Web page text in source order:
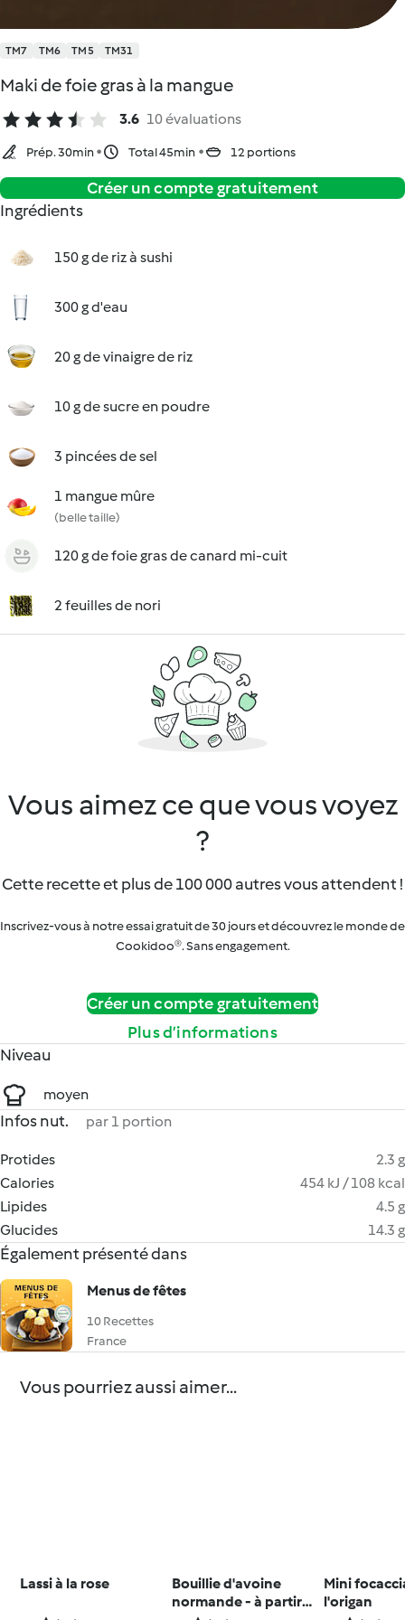
TM7 TM6 TM5 TM31
Maki de foie gras à la mangue
3.6 10 évaluations
Prép. 30min Total 45min 12 portions
Créer un compte gratuitement
Ingrédients
150 g de riz à sushi
300 g d'eau
20 g de vinaigre de riz
10 g de sucre en poudre
3 pincées de sel
1 mangue mûre
(belle taille)
120 g de foie gras de canard mi-cuit
2 feuilles de nori
Vous aimez ce que vous voyez
?
Cette recette et plus de 100 000 autres vous attendent !
Inscrivez-vous à notre essai gratuit de 30 jours et découvrez le monde de
Cookidoo®. Sans engagement.
Créer un compte gratuitement
Plus d’informations
Niveau
moyen
Infos nut. par 1 portion
Protides
2.3 g
Calories
454 kJ / 108 kcal
Lipides
4.5 g
Glucides
14.3 g
Également présenté dans
Menus de fêtes
10 Recettes
France
Vous pourriez aussi aimer...
Lassi à la rose
Bouillie d'avoine
normande - à partir
Mini
l'origan